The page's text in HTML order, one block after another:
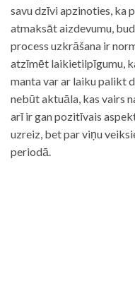
savu dzīvi apzinoties, ka
atmaksāt aizdevumu,
process uzkrāšana ir
atzīmēt laikietilpīgumu,
manta var ar laiku palikt
nebūt aktuāla, kas vairs
arī ir gan pozitīvais
uzreiz, bet par viņu
periodā.